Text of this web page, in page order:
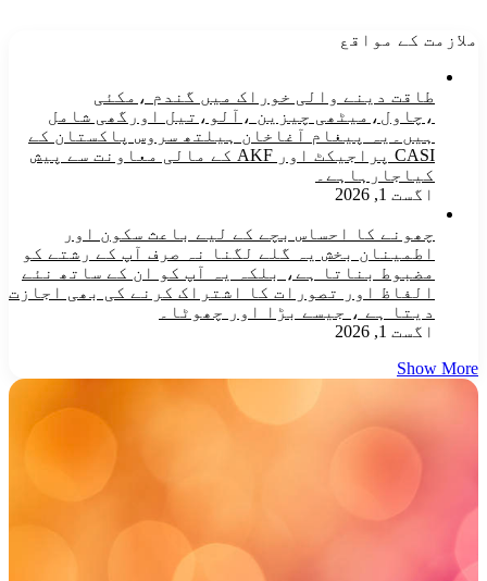
ملازمت کے مواقع
طاقت دینے والی خوراک میں گندم ،مکئی
،چاول،میٹھی چیزین ،آلو،تیل اورگھی شامل
ہیں۔یہ پیغام آغاخان ہیلتھ سروس پاکستان کے
CASI پراجیکٹ اور AKF کے مالی معاونت سے پیش
کیاجارہاہے۔
اگست 1, 2026
چھونے کا احساس بچے کے لیے باعث سکون اور
اطمینان بخش یہ گلے لگنا نہ صرف آپ کے رشتے کو
مضبوط بناتا ہے، بلکہ یہ آپ کو ان کے ساتھ نئے
الفاظ اور تصورات کا اشتراک کرنے کی بھی اجازت
دیتا ہے ، جیسے بڑا اور چھوٹا۔
اگست 1, 2026
Show More